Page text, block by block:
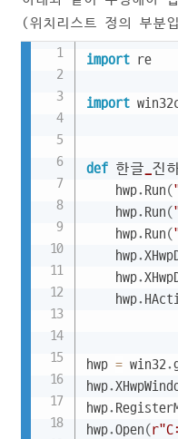
(위치리스트 정의 부분
import re
import
def 한글 진
    hwp
. Run(
    hwp
. Run(
    hwp
. Run(
    hwp
.
    hwp
.
    hwp
.
hwp = win32.
hwp.
hwp.
hwp.Open(